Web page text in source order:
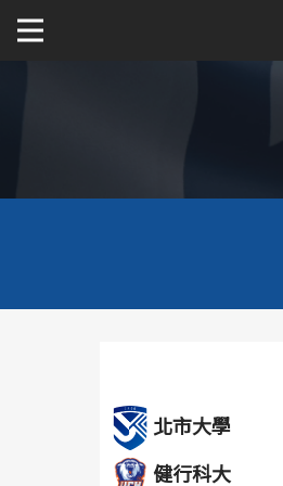
北市大學
健行科大